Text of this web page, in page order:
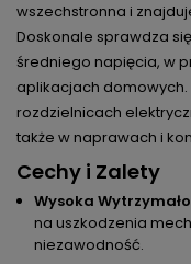
wszechstronna i
Doskonale sprawdza
średniego napięcia, w
aplikacjach
rozdzielnicach
także w naprawach i
Cechy i Zalety
Wysoka
na uszkodzenia
niezawodność.